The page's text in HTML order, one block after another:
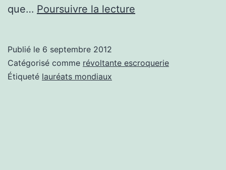
que… Poursuivre la lecture
LAURÉATS
Publié le 6 septembre 2012
Catégorisé comme révoltante escroquerie
Étiqueté lauréats mondiaux